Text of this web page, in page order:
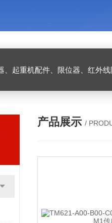
起重机配件、限位器、红外线防撞器
产品展示 /